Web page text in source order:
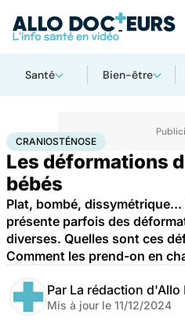
Santé Bien-être
AccueilSantéMaladies Craniosténose
CRANIOSTÉNOSE
Les déformations
bébés
Plat, bombé,
présente parfois des
diverses. Quelles sont ces
Comment les prend-on en
Par La rédaction d'Allo
Mis à jour le 11/12/2024